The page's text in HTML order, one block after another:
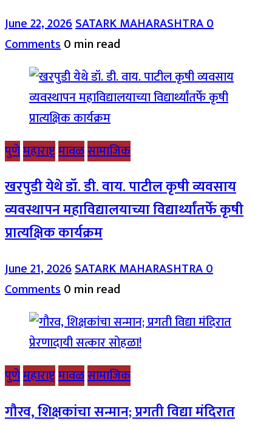
June 22, 2026SATARK MAHARASHTRA0
Comments0 min read
पुणेमहाराष्ट्रमावळसामाजिक
खरपुडी येथे डॉ. डी. वाय. पाटील कृषी व्यवसाय
व्यवस्थापन महाविद्यालयाच्या विद्यार्थ्यांतर्फे कृषी
प्रात्यक्षिक कार्यक्रम
June 21, 2026SATARK MAHARASHTRA0
Comments0 min read
पुणेमहाराष्ट्रमावळसामाजिक
गौरव, शिक्षकांचा सन्मान; प्रगती विद्या मंदिरात